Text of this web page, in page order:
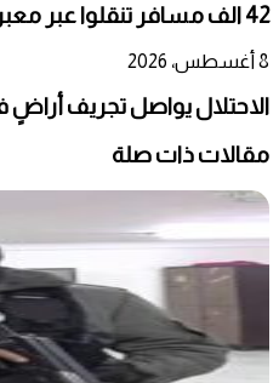
42 الف مسافر تنقلوا عبر معبر الكرامة الأسبوع الماضي
8 أغسطس، 2026
الاحتلال يواصل تجريف أراضٍ
مقالات ذات صلة